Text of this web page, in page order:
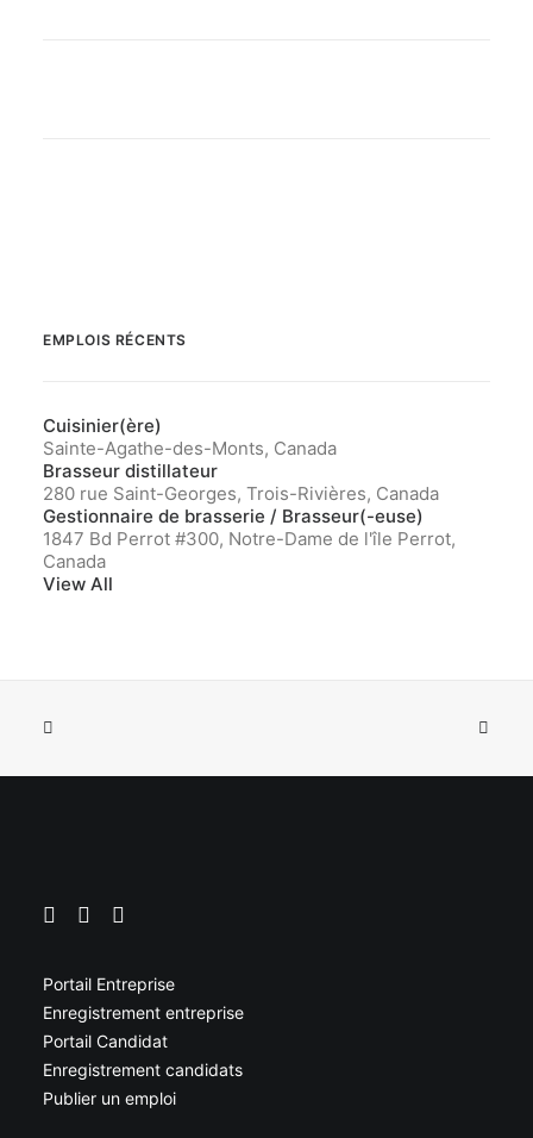
EMPLOIS RÉCENTS
Cuisinier(ère)
Sainte-Agathe-des-Monts, Canada
Brasseur distillateur
280 rue Saint-Georges, Trois-Rivières, Canada
Gestionnaire de brasserie / Brasseur(-euse)
1847 Bd Perrot #300, Notre-Dame de l'île Perrot,
Canada
View All
Portail Entreprise
Enregistrement entreprise
Portail Candidat
Enregistrement candidats
Publier un emploi